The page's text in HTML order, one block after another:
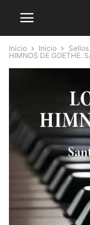
Inicio Inicio
HIMNOS DE GOETHE.